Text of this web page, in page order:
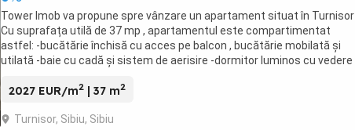
Tower Imob va propune spre vânzare un apartament situat în Turnisor .
Cu suprafața utilă de 37 mp , apartamentul este compartimentat
astfel: -bucătărie închisă cu acces pe balcon , bucătărie mobilată și
utilată -baie cu cadă și sistem de aerisire -dormitor luminos cu vedere
2027 EUR/m2 | 37 m2
Turnisor, Sibiu, Sibiu